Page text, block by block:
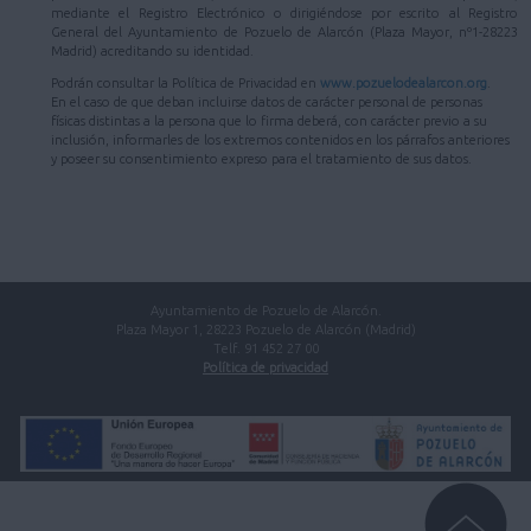
mediante el Registro Electrónico o dirigiéndose por escrito al Registro
General del Ayuntamiento de Pozuelo de Alarcón (Plaza Mayor, nº1-28223
Madrid) acreditando su identidad.
Podrán consultar la Política de Privacidad en www.pozuelodealarcon.org
En el caso de que deban incluirse datos de carácter personal de personas
físicas distintas a la persona que lo firma deberá, con carácter previo a su
inclusión, informarles de los extremos contenidos en los párrafos anteriores
y poseer su consentimiento expreso para el tratamiento de sus datos.
Ayuntamiento de Pozuelo de Alarcón.
Plaza Mayor 1, 28223 Pozuelo de Alarcón (Madrid)
Telf. 91 452 27 00
Política de privacidad